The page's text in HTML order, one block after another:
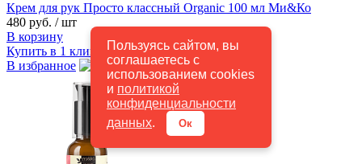
Пользуясь сайтом, вы
соглашаетесь с
использованием cookies
и политикой
конфиденциальности
данных. Ок
Крем для рук Просто классный Organic 100 мл Ми&Ко
480 руб. / шт
В корзину
Купить в 1 клик
К сравнению
В избранное
В наличии